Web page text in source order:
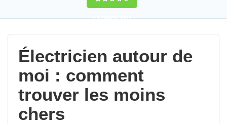
9,4(100%)1499
votes
Électricien autour de
moi : comment
trouver les moins
chers